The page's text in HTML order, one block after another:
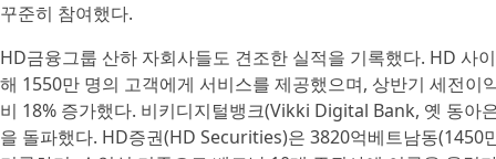
꾸준히 참여했다.
HD금융그룹 산하 자회사들도 견조한 실적을 기록했다. HD 사
해 1550만 명의 고객에게 서비스를 제공했으며, 상반기 세전
비 18% 증가했다. 비키디지털뱅크(Vikki Digital Bank, 옛 동아
을 돌파했다. HD증권(HD Securities)은 3820억베트남동(1450